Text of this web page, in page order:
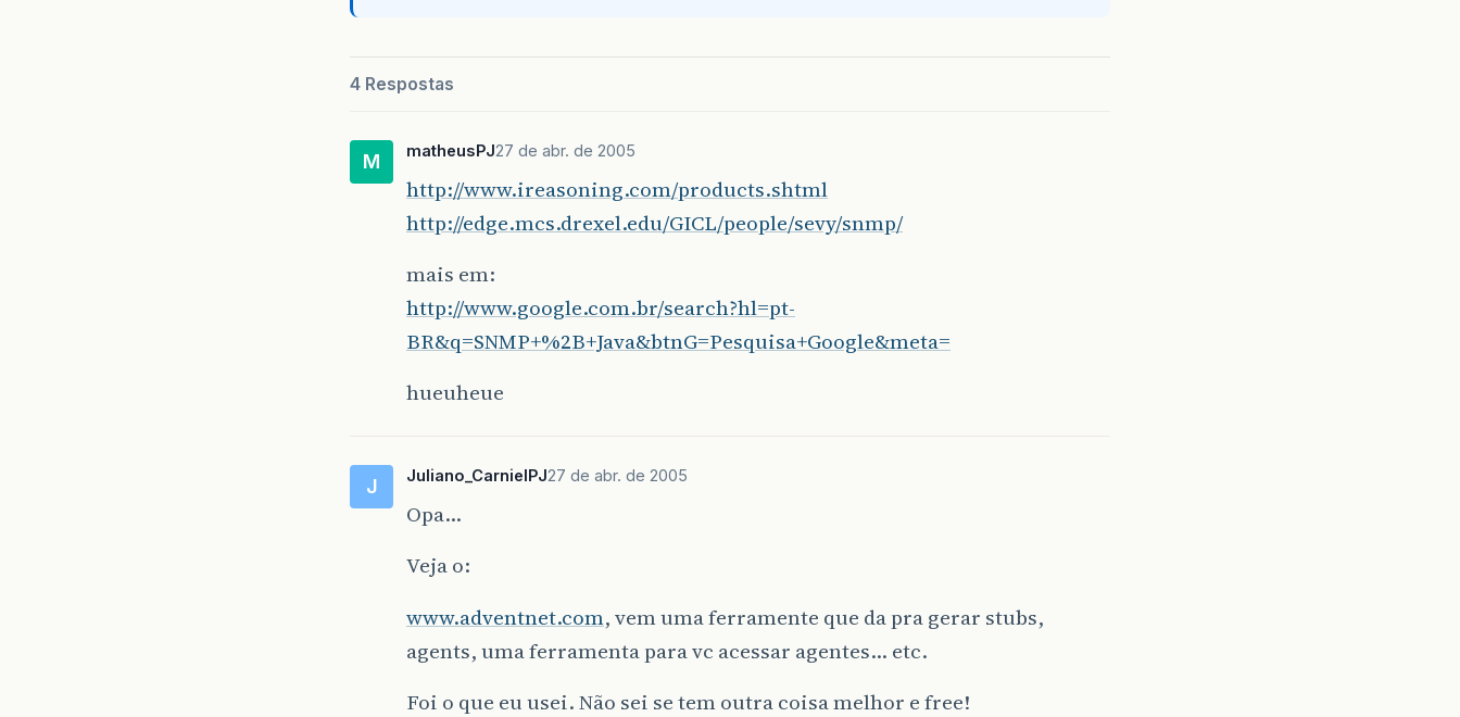
4 Respostas
M matheusPJ27 de abr. de 2005
http://www.ireasoning.com/products.shtml
http://edge.mcs.drexel.edu/GICL/people/sevy/snmp/
mais em:
http://www.google.com.br/search?hl=pt-
BR&q=SNMP+%2B+Java&btnG=Pesquisa+Google&meta=
hueuheue
J Juliano_CarnielPJ27 de abr. de 2005
Opa…
Veja o:
www.adventnet.com, vem uma ferramente que da pra gerar stubs,
agents, uma ferramenta para vc acessar agentes… etc.
Foi o que eu usei. Não sei se tem outra coisa melhor e free!